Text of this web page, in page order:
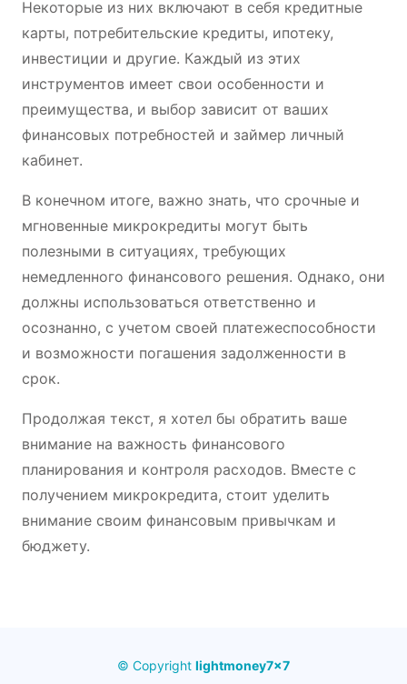
Некоторые из них включают в себя кредитные
карты, потребительские кредиты, ипотеку,
инвестиции и другие. Каждый из этих
инструментов имеет свои особенности и
преимущества, и выбор зависит от ваших
финансовых потребностей и займер личный
кабинет.
В конечном итоге, важно знать, что срочные и
мгновенные микрокредиты могут быть
полезными в ситуациях, требующих
немедленного финансового решения. Однако, они
должны использоваться ответственно и
осознанно, с учетом своей платежеспособности
и возможности погашения задолженности в
срок.
Продолжая текст, я хотел бы обратить ваше
внимание на важность финансового
планирования и контроля расходов. Вместе с
получением микрокредита, стоит уделить
внимание своим финансовым привычкам и
бюджету.
© Copyright lightmoney7x7